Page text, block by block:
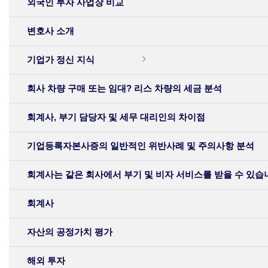
외국인 투자 사업장 비교
변호사 소개
기업가 정신 지식
회사 차량 구매 또는 임대? 리스 차량의 세금 분석
회계사, 부기 담당자 및 세무 대리인의 차이점
기업등록자본사증의 일반적인 위반사례 및 주의사항 분석
회계사는 같은 회사에서 부기 및 비자 서비스를 받을 수 있습
회계사
자산의 공정가치 평가
해외 투자